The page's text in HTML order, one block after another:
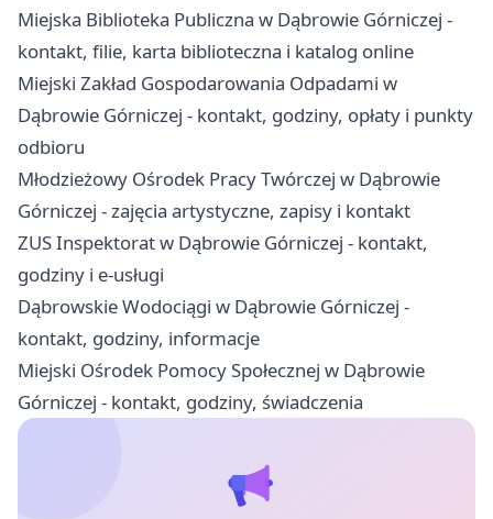
Miejska Biblioteka Publiczna w Dąbrowie Górniczej -
kontakt, filie, karta biblioteczna i katalog online
Miejski Zakład Gospodarowania Odpadami w
Dąbrowie Górniczej - kontakt, godziny, opłaty i punkty
odbioru
Młodzieżowy Ośrodek Pracy Twórczej w Dąbrowie
Górniczej - zajęcia artystyczne, zapisy i kontakt
ZUS Inspektorat w Dąbrowie Górniczej - kontakt,
godziny i e-usługi
Dąbrowskie Wodociągi w Dąbrowie Górniczej -
kontakt, godziny, informacje
Miejski Ośrodek Pomocy Społecznej w Dąbrowie
Górniczej - kontakt, godziny, świadczenia